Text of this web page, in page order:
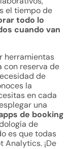
el tiempo de
todo lo
cuando van
herramientas
con reserva de
de
la
en cada
una
de booking
de
es que todas
Analytics. ¡De